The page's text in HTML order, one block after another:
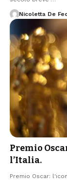
Nicoletta De
Premio
l’Italia.
Premio Oscar: